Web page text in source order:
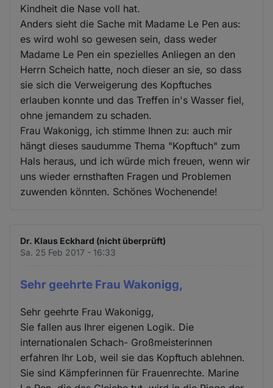
Kindheit die Nase voll hat.
Anders sieht die Sache mit Madame Le Pen aus:
es wird wohl so gewesen sein, dass weder
Madame Le Pen ein spezielles Anliegen an den
Herrn Scheich hatte, noch dieser an sie, so dass
sie sich die Verweigerung des Kopftuches
erlauben konnte und das Treffen in's Wasser fiel,
ohne jemandem zu schaden.
Frau Wakonigg, ich stimme Ihnen zu: auch mir
hängt dieses saudumme Thema "Kopftuch" zum
Hals heraus, und ich würde mich freuen, wenn wir
uns wieder ernsthaften Fragen und Problemen
zuwenden könnten. Schönes Wochenende!
Dr. Klaus Eckhard (nicht überprüft)
Sa. 25 Feb 2017 - 16:33
Sehr geehrte Frau Wakonigg,
Sehr geehrte Frau Wakonigg,
Sie fallen aus Ihrer eigenen Logik. Die
internationalen Schach- Großmeisterinnen
erfahren Ihr Lob, weil sie das Kopftuch ablehnen.
Sie sind Kämpferinnen für Frauenrechte. Marine